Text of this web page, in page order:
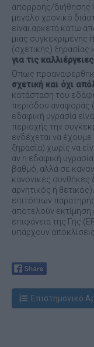
απορροής/διήθησης
μεγάλο χρονικό
είναι αρκετά κάτω
μιας συγκεκριμένης
(σχετικής) ξηρασίας
για τις καλλιέργειες
Όπως
σχετική και όχι
κατάσταση του
περιόδου αναφοράς
εδαφική υγρασία
περιοχής την
ενδέχεται να
ξηρασία) χωρίς να
αν η εδαφική
βαθμό, αλλά σε
κανονικές συνθήκες
αρνητικός ή
επιτόπιων
αποτελούν εκτίμηση
επιφάνεια της Γης
υπάρχουν
Επιστημονικό